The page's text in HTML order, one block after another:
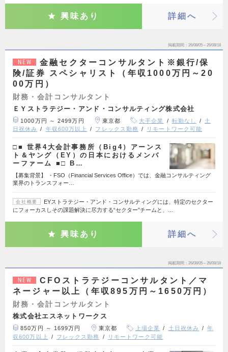
興味あり 詳細へ
掲載期間 26/08/05～26/08/18
NEW
金融セクターコンサルタント※銀行/保
険/証券 スペシャリスト（年収1000万円～20
00万円）
財務・会計コンサルタント
ＥＹストラテジー・アンド・コンサルティング株式会社
1000万円 ～ 2499万円 東京都 大手企業 転勤なし
土
日祝休み
年収600万以上 フレックス勤務 リモートワーク可能
□■ 世界4大会計事務所（Big4）アーンス
ト＆ヤング（EY）の日本におけるメンバ
ーファーム ■□ B…
【募集背景】 ・FSO（Financial Services Office）では、金融コンサルティング
業界のトランスフォー…
会社概要
EYストラテジー・アンド・コンサルティングには、特定のセクター
にフォーカスしその課題解決に尽力する“セクター”チームと、…
興味あり 詳細へ
掲載期間 26/08/05～26/08/18
NEW
CFOストラテジーコンサルタント／マ
ネージャー以上（年収895万円～1650万円）
財務・会計コンサルタント
株式会社エスネットワークス
850万円 ～ 1699万円 東京都 上場企業 土日祝休み
年
収600万以上
フレックス勤務 リモートワーク可能